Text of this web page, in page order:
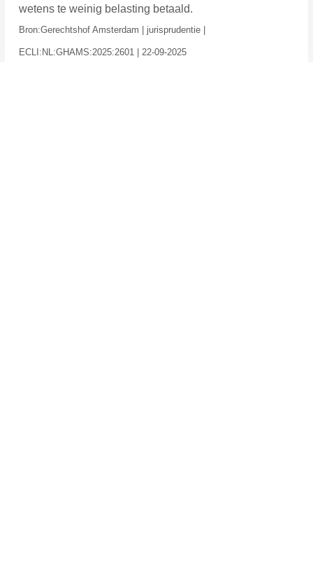
wetens te weinig belasting betaald.
Bron:Gerechtshof Amsterdam | jurisprudentie |
ECLI:NL:GHAMS:2025:2601 | 22-09-2025